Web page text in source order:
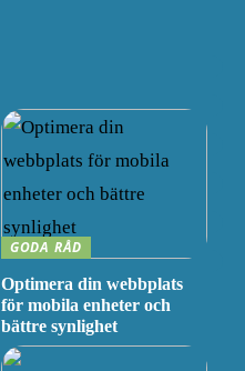
GODA RÅD
Optimera din webbplats
för mobila enheter och
bättre synlighet